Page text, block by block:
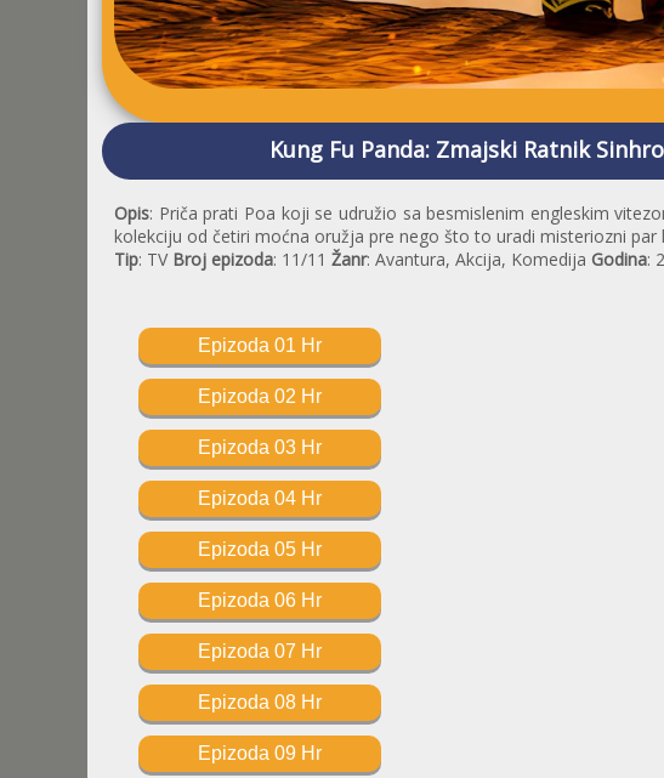
Kung Fu Panda: Zmajski Ratnik
Opis: Priča prati Poa koji se udružio sa besmislenim engleskim
kolekciju od četiri moćna oružja pre nego što to uradi misteriozni par
Tip: TV Broj epizoda: 11/11 Žanr: Avantura, Akcija, Komedija Godina:
Epizoda 01 Hr
Epizoda 02 Hr
Epizoda 03 Hr
Epizoda 04 Hr
Epizoda 05 Hr
Epizoda 06 Hr
Epizoda 07 Hr
Epizoda 08 Hr
Epizoda 09 Hr